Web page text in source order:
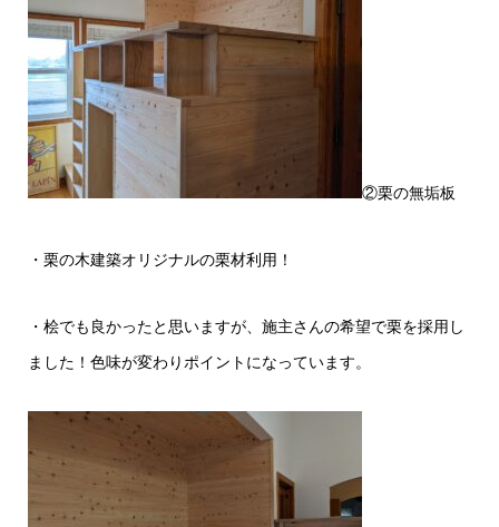
②栗の無垢板
・栗の木建築オリジナルの栗材利用！
・桧でも良かったと思いますが、施主さんの希望で栗を採用し
ました！色味が変わりポイントになっています。